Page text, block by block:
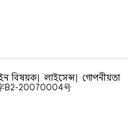
বিষয়ক লাইসেন্স
গোপনীয়তা
B2-20070004号